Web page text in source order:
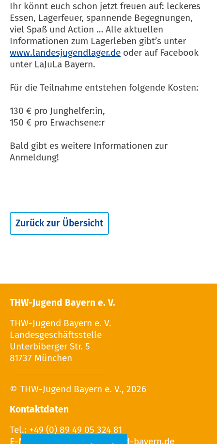
Ihr könnt euch schon jetzt freuen auf: leckeres
Essen, Lagerfeuer, spannende Begegnungen,
viel Spaß und Action … Alle aktuellen
Informationen zum Lagerleben gibt’s unter
www.landesjugendlager.de oder auf Facebook
unter LaJuLa Bayern.
Für die Teilnahme entstehen folgende Kosten:
130 € pro Junghelfer:in,
150 € pro Erwachsene:r
Bald gibt es weitere Informationen zur
Anmeldung!
Zurück zur Übersicht
THW-Jugend Bayern e. V.
THW-Jugend Bayern e. V.
Landesgeschäftsstelle
Unterbiberger Str. 5
81737 München
© THW-Jugend Bayern e. V., 2026
Kontaktdaten
Tel.: +49 (0) 89 49 05 324 81
E-Mail: